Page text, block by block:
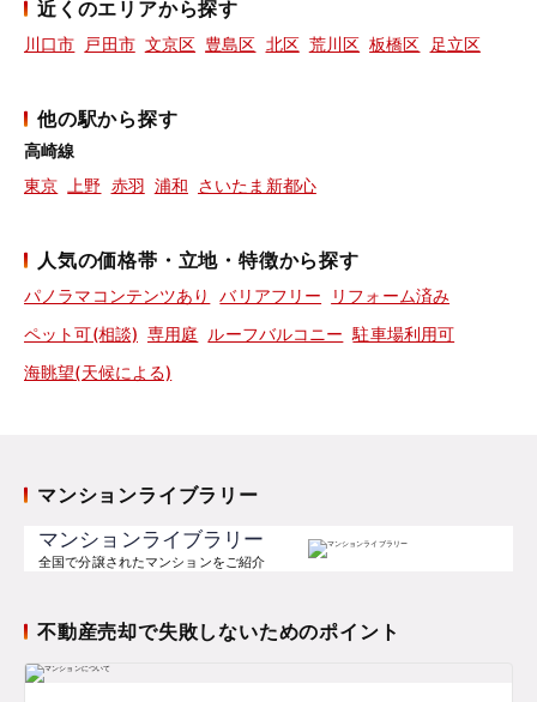
近くのエリアから探す
川口市 戸田市 文京区 豊島区 北区 荒川区 板橋区 足立区
他の駅から探す
高崎線
東京
上野 赤羽 浦和 さいたま新都心
人気の価格帯・立地・特徴から探す
パノラマコンテンツあり バリアフリー
リフォーム済み
ペット可(相談) 専用庭 ルーフバルコニー 駐車場利用可
海眺望(天候による)
マンションライブラリー
マンションライブラリー
全国で分譲されたマンションをご紹介
不動産売却で失敗しないためのポイント